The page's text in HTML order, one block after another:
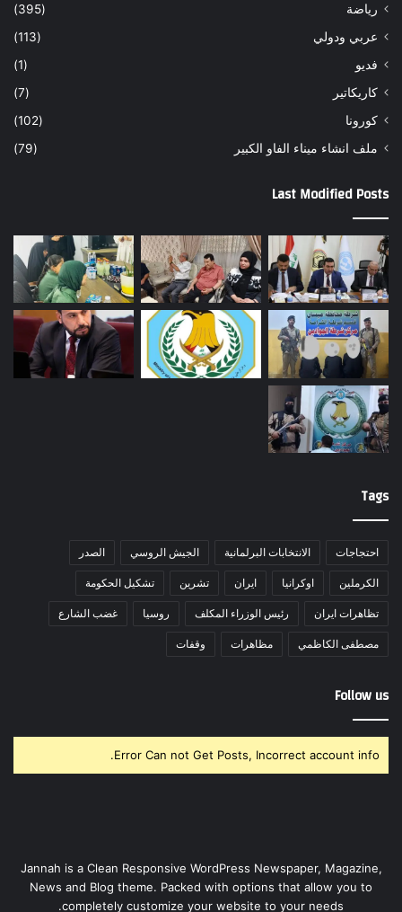
رياضة
(395)
عربي ودولي
(113)
فديو
(1)
كاريكاتير
(7)
كورونا
(102)
ملف انشاء ميناء الفاو الكبير
(79)
Last Modified Posts
Tags
احتجاجات الانتخابات البرلمانية الجيش الروسي الصدر
الكرملين اوكرانيا ايران تشرين تشكيل الحكومة
تظاهرات ايران رئيس الوزراء المكلف روسيا غضب الشارع
مصطفى الكاظمي مظاهرات وقفات
Follow us
Error Can not Get Posts, Incorrect account info.
Jannah is a Clean Responsive WordPress Newspaper, Magazine,
News and Blog theme. Packed with options that allow you to
completely customize your website to your needs.